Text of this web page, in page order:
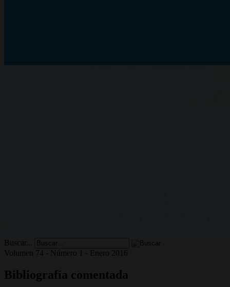
Buscar...
Volumen 74 - Número 1 - Enero 2016
Bibliografía comentada